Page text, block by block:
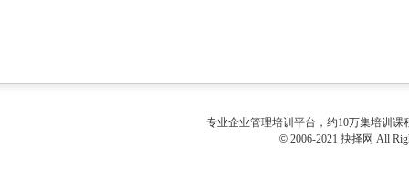
专业企业管理培训 平台，约10万集培训课
© 2006-2021 抉择网 All